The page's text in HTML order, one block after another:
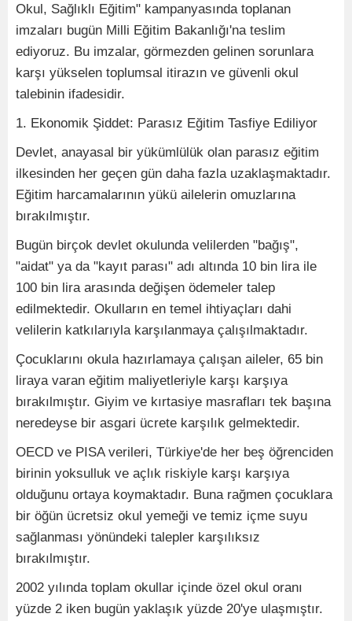
Okul, Sağlıklı Eğitim" kampanyasında toplanan
imzaları bugün Milli Eğitim Bakanlığı'na teslim
ediyoruz. Bu imzalar, görmezden gelinen sorunlara
karşı yükselen toplumsal itirazın ve güvenli okul
talebinin ifadesidir.
1. Ekonomik Şiddet: Parasız Eğitim Tasfiye Ediliyor
Devlet, anayasal bir yükümlülük olan parasız eğitim
ilkesinden her geçen gün daha fazla uzaklaşmaktadır.
Eğitim harcamalarının yükü ailelerin omuzlarına
bırakılmıştır.
Bugün birçok devlet okulunda velilerden "bağış",
"aidat" ya da "kayıt parası" adı altında 10 bin lira ile
100 bin lira arasında değişen ödemeler talep
edilmektedir. Okulların en temel ihtiyaçları dahi
velilerin katkılarıyla karşılanmaya çalışılmaktadır.
Çocuklarını okula hazırlamaya çalışan aileler, 65 bin
liraya varan eğitim maliyetleriyle karşı karşıya
bırakılmıştır. Giyim ve kırtasiye masrafları tek başına
neredeyse bir asgari ücrete karşılık gelmektedir.
OECD ve PISA verileri, Türkiye'de her beş öğrenciden
birinin yoksulluk ve açlık riskiyle karşı karşıya
olduğunu ortaya koymaktadır. Buna rağmen çocuklara
bir öğün ücretsiz okul yemeği ve temiz içme suyu
sağlanması yönündeki talepler karşılıksız
bırakılmıştır.
2002 yılında toplam okullar içinde özel okul oranı
yüzde 2 iken bugün yaklaşık yüzde 20'ye ulaşmıştır.